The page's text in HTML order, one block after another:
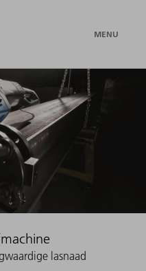
MENU
lasnaad